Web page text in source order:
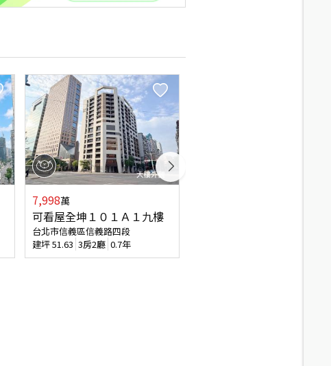
7,998萬
可看屋全坤１０１Ａ１九樓
台北市信義區信義路四段
建坪51.63 3房2廳 0.7年